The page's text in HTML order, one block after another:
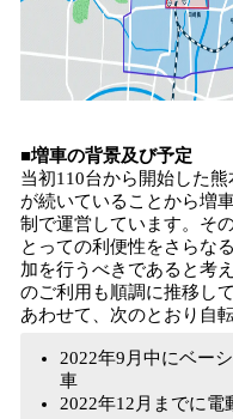
■増車の背景及び予定
当初110台から開始した
が続いていることから増
制で運営しています。そ
とっての利便性をさらな
加を行うべきであると考
のご利用も順調に推移し
あわせて、次のとおり自
2022年9月中にベー
車
2022年12月までに